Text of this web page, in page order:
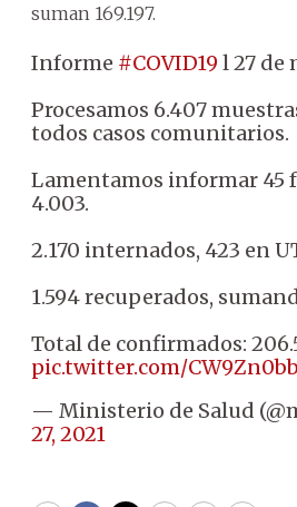
suman 169.197.
Informe #COVID19 l 27 de
Procesamos 6.407
todos casos comunitarios.
Lamentamos informar 45
4.003.
2.170 internados, 423 en
1.594 recuperados,
Total de confirmados:
pic.twitter.com/
— Ministerio de Salud
27, 2021